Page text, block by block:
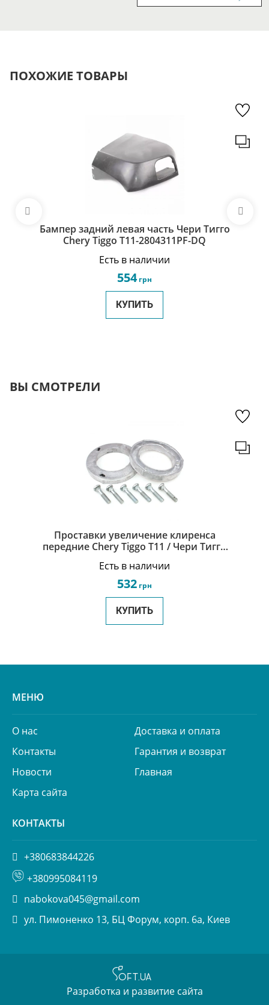
ПОХОЖИЕ ТОВАРЫ
Бампер задний левая часть Чери Тигго
Chery Tiggo T11-2804311PF-DQ
Есть в наличии
554грн
КУПИТЬ
ВЫ СМОТРЕЛИ
Проставки увеличение клиренса
передние Chery Tiggo Т11 / Чери Тигго
Есть в наличии
532 грн
КУПИТЬ
МЕНЮ
О нас
Доставка и оплата
Контакты
Гарантия и возврат
Новости
Главная
Карта сайта
КОНТАКТЫ
+380683844226
+380995084119
nabokova045@gmail.com
ул. Пимоненко 13, БЦ Форум, корп. 6а, Киев
Разработка и развитие сайта